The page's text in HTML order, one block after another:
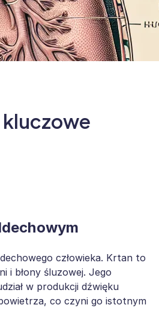
człowieka. Krtan to
i błony śluzowej. Jego
w produkcji dźwięku
co czyni go istotnym